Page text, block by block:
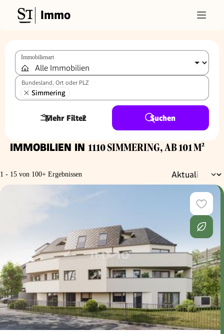
Immo
Immobilienart
Bundesland, Ort oder PLZ
Simmering
Mehr Filter
2 Suchen
IMMOBILIEN IN 1110 SIMMERING, AB 101 M²
1 - 15 von 100+ Ergebnissen